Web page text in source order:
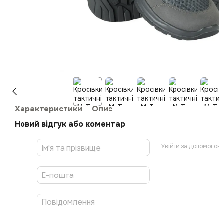
Характеристики
Опис
Новий відгук або коментар
Увійти за